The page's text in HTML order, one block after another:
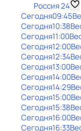
Россия 24
Сегодня09:45
Сегодня10:38
Сегодня11:00
Сегодня12:00
Сегодня12:34
Сегодня13:00
Сегодня14:00
Сегодня14:29
Сегодня15:00
Сегодня15:38
Сегодня16:00
Сегодня16:33